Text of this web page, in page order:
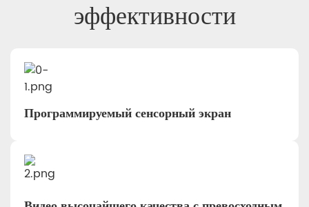
эффективности
Программируемый сенсорный экран